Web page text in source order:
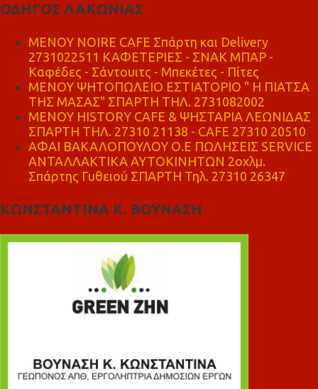
ΟΔΗΓΟΣ ΛΑΚΩΝΙΑΣ
MENOY NOIRE CAFE Σπάρτη και Delivery
2731022511 ΚΑΦΕΤΕΡΙΕΣ - ΣΝΑΚ ΜΠΑΡ -
Καφέδες - Σάντουιτς - Μπεκέτες - Πίτες
ΜΕΝΟΥ ΨΗΤΟΠΩΛΕΙΟ ΕΣΤΙΑΤΟΡΙΟ " Η ΠΙΑΤΣΑ
ΤΗΣ ΜΑΣΑΣ" ΣΠΑΡΤΗ ΤΗΛ. 2731082002
ΜΕΝΟΥ HISTORY CAFE & ΨΗΣΤΑΡΙΑ ΛΕΩΝΙΔΑΣ
ΣΠΑΡΤΗ ΤΗΛ. 27310 21138 - CAFE 27310 20510
ΑΦΑΙ ΒΑΚΑΛΟΠΟΥΛΟΥ Ο.Ε ΠΩΛΗΣΕΙΣ SERVICE
ΑΝΤΑΛΛΑΚΤΙΚΑ ΑΥΤΟΚΙΝΗΤΩΝ 2οχλμ.
Σπάρτης Γυθειού ΣΠΑΡΤΗ Τηλ. 27310 26347
ΚΩΝΣΤΑΝΤΙΝΑ Κ. ΒΟΥΝΑΣΗ